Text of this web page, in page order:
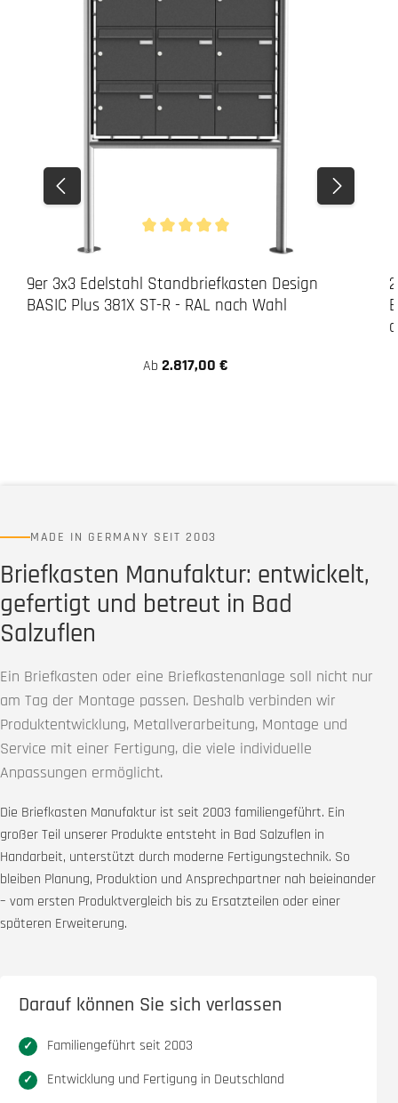
Durchschnittliche Bewertung von 5 von 5
9er 3x3 Edelstahl Standbriefkasten Design
BASIC Plus 381X ST-R - RAL nach Wahl
Ab 2.817,00 €
MADE IN GERMANY SEIT 2003
Briefkasten Manufaktur: entwickelt,
gefertigt und betreut in Bad
Salzuflen
Ein Briefkasten oder eine Briefkastenanlage soll nicht nur
am Tag der Montage passen. Deshalb verbinden wir
Produktentwicklung, Metallverarbeitung, Montage und
Service mit einer Fertigung, die viele individuelle
Anpassungen ermöglicht.
Die Briefkasten Manufaktur ist seit 2003 familiengeführt. Ein
großer Teil unserer Produkte entsteht in Bad Salzuflen in
Handarbeit, unterstützt durch moderne Fertigungstechnik. So
bleiben Planung, Produktion und Ansprechpartner nah beieinander
– vom ersten Produktvergleich bis zu Ersatzteilen oder einer
späteren Erweiterung.
Darauf können Sie sich verlassen
Familiengeführt seit 2003
Entwicklung und Fertigung in Deutschland